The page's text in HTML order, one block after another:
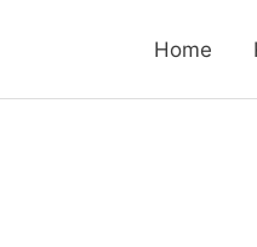
Home